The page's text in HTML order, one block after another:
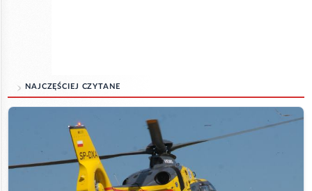
NAJCZĘŚCIEJ CZYTANE